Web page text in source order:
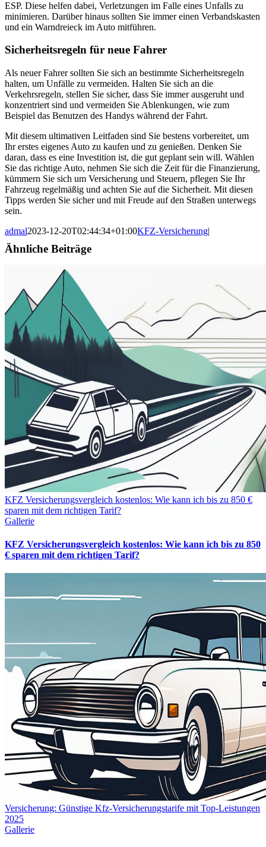
ESP. Diese helfen dabei, Verletzungen im Falle eines Unfalls zu
minimieren. Darüber hinaus sollten Sie immer einen Verbandskasten
und ein Warndreieck im Auto mitführen.
Sicherheitsregeln für neue Fahrer
Als neuer Fahrer sollten Sie sich an bestimmte Sicherheitsregeln
halten, um Unfälle zu vermeiden. Halten Sie sich an die
Verkehrsregeln, stellen Sie sicher, dass Sie immer ausgeruht und
konzentriert sind und vermeiden Sie Ablenkungen, wie zum
Beispiel das Benutzen des Handys während der Fahrt.
Mit diesem ultimativen Leitfaden sind Sie bestens vorbereitet, um
Ihr erstes eigenes Auto zu kaufen und zu genießen. Denken Sie
daran, dass es eine Investition ist, die gut geplant sein will. Wählen
Sie das richtige Auto, nehmen Sie sich die Zeit für die Finanzierung,
kümmern Sie sich um Versicherung und Steuern, pflegen Sie Ihr
Fahrzeug regelmäßig und achten Sie auf die Sicherheit. Mit diesen
Tipps werden Sie sicher und mit Freude auf den Straßen unterwegs
sein.
admal2023-12-20T02:44:34+01:00KFZ-Versicherung|
Ähnliche Beiträge
KFZ Versicherungsvergleich kostenlos: Wie kann ich bis zu 850 €
sparen mit dem richtigen Tarif?
Gallerie
KFZ Versicherungsvergleich kostenlos: Wie kann ich bis zu 850
€ sparen mit dem richtigen Tarif?
Versicherung: Günstige Kfz-Versicherungstarife mit Top-Leistungen
2025
Gallerie